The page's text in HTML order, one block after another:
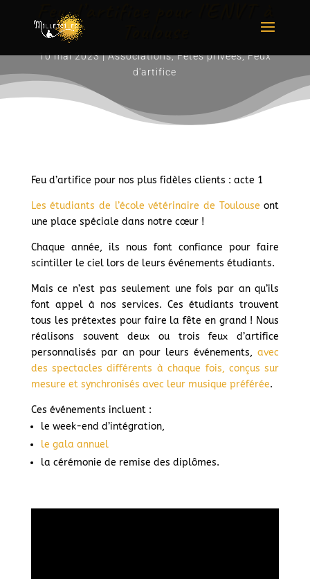
Feu d’artifice pour l’ENVT à
10 mai 2023|Associations,Fêtes privées,Feux
d'artifice
Feu d’artifice pour nos plus fidèles clients : acte 1
Les étudiants de l’école vétérinaire de Toulouse ont
une place spéciale dans notre cœur !
Chaque année, ils nous font confiance pour faire
scintiller le ciel lors de leurs événements étudiants.
Mais ce n’est pas seulement une fois par an qu’ils
font appel à nos services. Ces étudiants trouvent
tous les prétextes pour faire la fête en grand ! Nous
réalisons souvent deux ou trois feux d’artifice
personnalisés par an pour leurs événements,avec
des spectacles différents à chaque fois, conçus sur
mesure et synchronisés avec leur musique préférée.
Ces événements incluent :
le week-end d’intégration,
le gala annuel
la cérémonie de remise des diplômes.